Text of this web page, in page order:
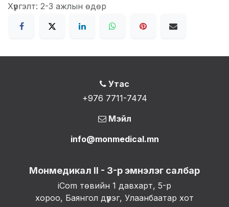
Хүргэлт: 2-3 ажлын өдөр
Утас
+976 7711-7474
Мэйл
info@monmedical.mn
Монмедикал II - 3-р эмнэлэг салбар
iCom төвийн 1 давхарт, 5-р
хороо, Баянгол дүүрэг, Улаанбаатар хот